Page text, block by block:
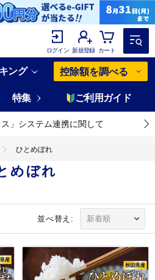
ログイン 新規登録 カート
ング 控除額を調べる
特集 ご利用ガイド
ス」システム連携に関して
ひとめぼれ
めぼれ
並べ替え: